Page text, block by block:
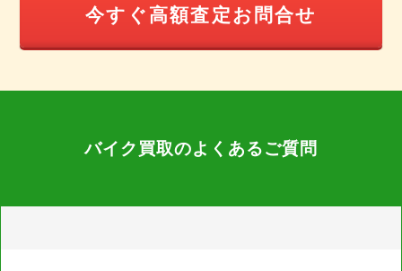
今すぐ高額査定お問合せ
バイク買取のよくあるご質問